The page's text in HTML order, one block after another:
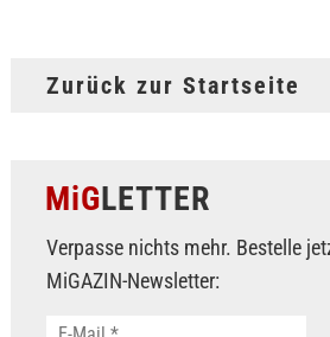
Zurück zur Startseite
MiGLETTER
Verpasse nichts mehr. Bestelle
MiGAZIN-Newsletter: